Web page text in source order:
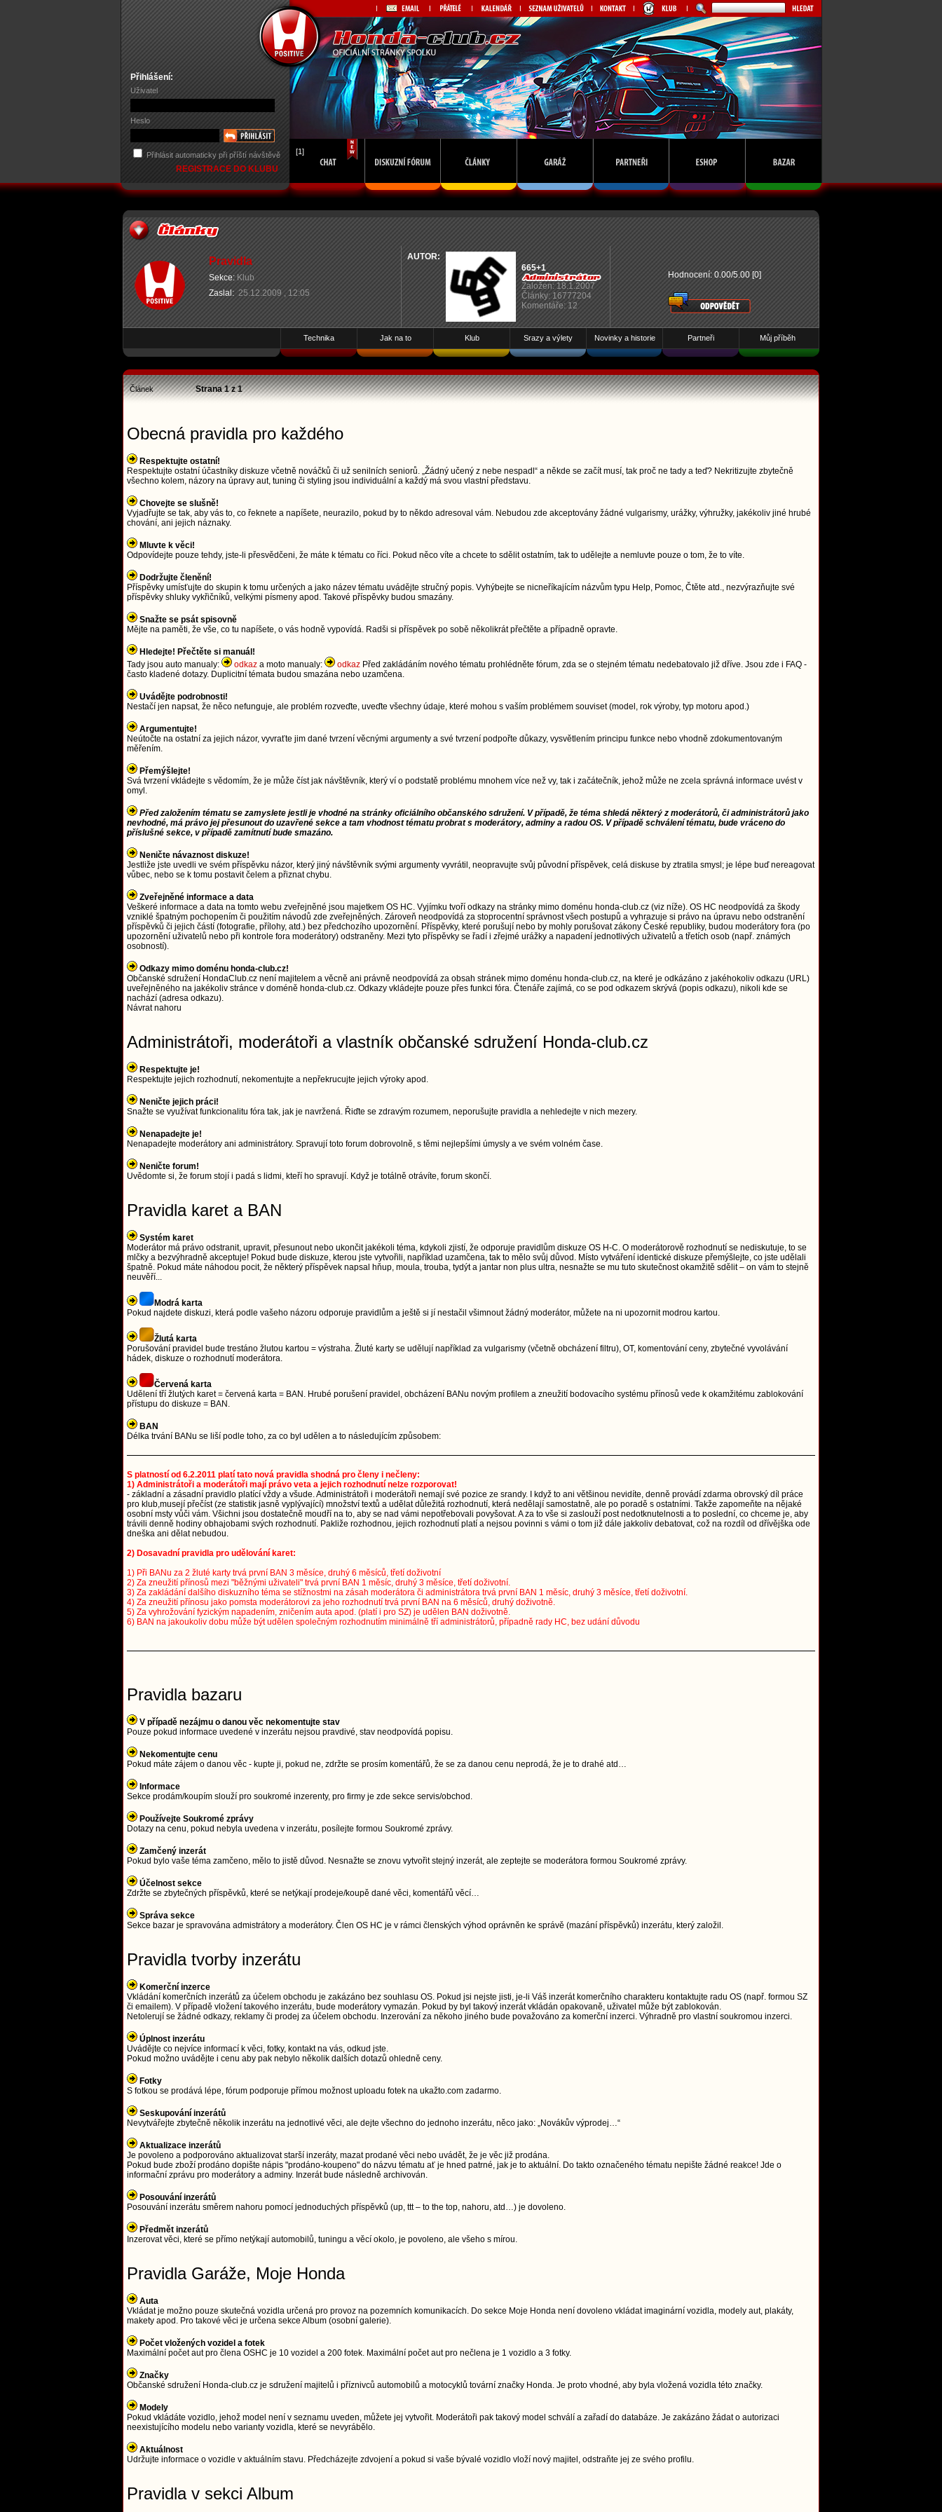
Přihlášení:
Uživatel
Heslo
Přihlásit automaticky při příští návštěvě
REGISTRACE DO KLUBU
[1]
Pravidla
Sekce: Klub
Zaslal: 25.12.2009 , 12:05
AUTOR:
665+1
Založen: 18.1.2007
Články: 16777204
Komentáře: 12
Hodnocení: 0.00/5.00 [0]
Technika Jak na to Klub Srazy a výlety Novinky a historie Partneři Můj příběh
Článek Strana1z1
Obecná pravidla pro každého
Respektujte ostatní!
Respektujte ostatní účastníky diskuze včetně nováčků či už senilních seniorů. „Žádný učený z nebe nespadl“ a někde se začít musí, tak proč ne tady a teď? Nekritizujte zbytečně
všechno kolem, názory na úpravy aut, tuning či styling jsou individuální a každý má svou vlastní představu.
Chovejte se slušně!
Vyjadřujte se tak, aby vás to, co řeknete a napíšete, neurazilo, pokud by to někdo adresoval vám. Nebudou zde akceptovány žádné vulgarismy, urážky, výhružky, jakékoliv jiné hrubé
chování, ani jejich náznaky.
Mluvte k věci!
Odpovídejte pouze tehdy, jste-li přesvědčeni, že máte k tématu co říci. Pokud něco víte a chcete to sdělit ostatním, tak to udělejte a nemluvte pouze o tom, že to víte.
Dodržujte členění!
Příspěvky umísťujte do skupin k tomu určených a jako název tématu uvádějte stručný popis. Vyhýbejte se nicneříkajícím názvům typu Help, Pomoc, Čtěte atd., nezvýrazňujte své
příspěvky shluky vykřičníků, velkými písmeny apod. Takové příspěvky budou smazány.
Snažte se psát spisovně
Mějte na paměti, že vše, co tu napíšete, o vás hodně vypovídá. Radši si příspěvek po sobě několikrát přečtěte a případně opravte.
Hledejte! Přečtěte si manuál!
Tady jsou auto manualy:
odkaz a moto manualy: odkaz Před zakládáním nového tématu prohlédněte fórum, zda se o stejném tématu nedebatovalo již dříve. Jsou zde i FAQ -
často kladené dotazy. Duplicitní témata budou smazána nebo uzamčena.
Uvádějte podrobnosti!
Nestačí jen napsat, že něco nefunguje, ale problém rozveďte, uveďte všechny údaje, které mohou s vaším problémem souviset (model, rok výroby, typ motoru apod.)
Argumentujte!
Neútočte na ostatní za jejich názor, vyvraťte jim dané tvrzení věcnými argumenty a své tvrzení podpořte důkazy, vysvětlením principu funkce nebo vhodně zdokumentovaným
měřením.
Přemýšlejte!
Svá tvrzení vkládejte s vědomím, že je může číst jak návštěvník, který ví o podstatě problému mnohem více než vy, tak i začátečník, jehož může ne zcela správná informace uvést v
omyl.
Před založením tématu se zamyslete jestli je vhodné na stránky oficiálního občanského sdružení. V případě, že téma shledá některý z moderátorů, či administrátorů jako
nevhodné, má právo jej přesunout do uzavřené sekce a tam vhodnost tématu probrat s moderátory, adminy a radou OS. V případě schválení tématu, bude vráceno do
příslušné sekce, v případě zamítnutí bude smazáno.
Neničte návaznost diskuze!
Jestliže jste uvedli ve svém příspěvku názor, který jiný návštěvník svými argumenty vyvrátil, neopravujte svůj původní příspěvek, celá diskuse by ztratila smysl; je lépe buď nereagovat
vůbec, nebo se k tomu postavit čelem a přiznat chybu.
Zveřejněné informace a data
Veškeré informace a data na tomto webu zveřejněné jsou majetkem OS HC. Vyjímku tvoří odkazy na stránky mimo doménu honda-club.cz (viz níže). OS HC neodpovídá za škody
vzniklé špatným pochopením či použitím návodů zde zveřejněných. Zároveň neodpovídá za stoprocentní správnost všech postupů a vyhrazuje si právo na úpravu nebo odstranění
příspěvků či jejich částí (fotografie, přílohy, atd.) bez předchozího upozornění. Příspěvky, které porušují nebo by mohly porušovat zákony České republiky, budou moderátory fora (po
upozornění uživatelů nebo při kontrole fora moderátory) odstraněny. Mezi tyto příspěvky se řadí i zřejmé urážky a napadení jednotlivých uživatelů a třetích osob (např. známých
osobností).
Odkazy mimo doménu honda-club.cz!
Občanské sdružení HondaClub.cz není majitelem a věcně ani právně neodpovídá za obsah stránek mimo doménu honda-club.cz, na které je odkázáno z jakéhokoliv odkazu (URL)
uveřejněného na jakékoliv stránce v doméně honda-club.cz. Odkazy vkládejte pouze přes funkci fóra. Čtenáře zajímá, co se pod odkazem skrývá (popis odkazu), nikoli kde se
nachází (adresa odkazu).
Návrat nahoru
Administrátoři, moderátoři a vlastník občanské sdružení Honda-club.cz
Respektujte je!
Respektujte jejich rozhodnutí, nekomentujte a nepřekrucujte jejich výroky apod.
Neničte jejich práci!
Snažte se využívat funkcionalitu fóra tak, jak je navržená. Řiďte se zdravým rozumem, neporušujte pravidla a nehledejte v nich mezery.
Nenapadejte je!
Nenapadejte moderátory ani administrátory. Spravují toto forum dobrovolně, s těmi nejlepšími úmysly a ve svém volném čase.
Neničte forum!
Uvědomte si, že forum stojí i padá s lidmi, kteří ho spravují. Když je totálně otrávíte, forum skončí.
Pravidla karet a BAN
Systém karet
Moderátor má právo odstranit, upravit, přesunout nebo ukončit jakékoli téma, kdykoli zjistí, že odporuje pravidlům diskuze OS H-C. O moderátorově rozhodnutí se nediskutuje, to se
mlčky a bezvýhradně akceptuje! Pokud bude diskuze, kterou jste vytvořili, například uzamčena, tak to mělo svůj důvod. Místo vytváření identické diskuze přemýšlejte, co jste udělali
špatně. Pokud máte náhodou pocit, že některý příspěvek napsal hňup, moula, trouba, tydýt a jantar non plus ultra, nesnažte se mu tuto skutečnost okamžitě sdělit – on vám to stejně
neuvěří...
Modrá karta
Pokud najdete diskuzi, která podle vašeho názoru odporuje pravidlům a ještě si jí nestačil všimnout žádný moderátor, můžete na ni upozornit modrou kartou.
Žlutá karta
Porušování pravidel bude trestáno žlutou kartou = výstraha. Žluté karty se udělují například za vulgarismy (včetně obcházení filtru), OT, komentování ceny, zbytečné vyvolávání
hádek, diskuze o rozhodnutí moderátora.
Červená karta
Udělení tří žlutých karet = červená karta = BAN. Hrubé porušení pravidel, obcházení BANu novým profilem a zneužití bodovacího systému přínosů vede k okamžitému zablokování
přístupu do diskuze = BAN.
BAN
Délka trvání BANu se liší podle toho, za co byl udělen a to následujícím způsobem:
S platností od 6.2.2011 platí tato nová pravidla shodná pro členy i nečleny:
1) Administrátoři a moderátoři mají právo veta a jejich rozhodnutí nelze rozporovat!
- základní a zásadní pravidlo platící vždy a všude. Administrátoři i moderátoři nemají své pozice ze srandy. I když to ani většinou nevidíte, denně provádí zdarma obrovský díl práce
pro klub,musejí přečíst (ze statistik jasně vyplývající) množství textů a udělat důležitá rozhodnutí, která nedělají samostatně, ale po poradě s ostatními. Takže zapomeňte na nějaké
osobní msty vůči vám. Všichni jsou dostatečně moudří na to, aby se nad vámi nepotřebovali povyšovat. A za to vše si zaslouží post nedotknutelnosti a to poslední, co chceme je, aby
trávili denně hodiny obhajobami svých rozhodnutí. Pakliže rozhodnou, jejich rozhodnutí platí a nejsou povinni s vámi o tom již dále jakkoliv debatovat, což na rozdíl od dřívějška ode
dneška ani dělat nebudou.
2) Dosavadní pravidla pro udělování karet:
1) Při BANu za 2 žluté karty trvá první BAN 3 měsíce, druhý 6 měsíců, třetí doživotní
2) Za zneužití přínosů mezi "běžnými uživateli" trvá první BAN 1 měsíc, druhý 3 měsíce, třetí doživotní.
3) Za zakládání dalšího diskuzního téma se stížnostmi na zásah moderátora či administrátora trvá první BAN 1 měsíc, druhý 3 měsíce, třetí doživotní.
4) Za zneužití přínosu jako pomsta moderátorovi za jeho rozhodnutí trvá první BAN na 6 měsíců, druhý doživotně.
5) Za vyhrožování fyzickým napadením, zničením auta apod. (platí i pro SZ) je udělen BAN doživotně.
6) BAN na jakoukoliv dobu může být udělen společným rozhodnutím minimálně tří administrátorů, případně rady HC, bez udání důvodu
Pravidla bazaru
V případě nezájmu o danou věc nekomentujte stav
Pouze pokud informace uvedené v inzerátu nejsou pravdivé, stav neodpovídá popisu.
Nekomentujte cenu
Pokud máte zájem o danou věc - kupte ji, pokud ne, zdržte se prosím komentářů, že se za danou cenu neprodá, že je to drahé atd…
Informace
Sekce prodám/koupím slouží pro soukromé inzerenty, pro firmy je zde sekce servis/obchod.
Používejte Soukromé zprávy
Dotazy na cenu, pokud nebyla uvedena v inzerátu, posílejte formou Soukromé zprávy.
Zamčený inzerát
Pokud bylo vaše téma zamčeno, mělo to jistě důvod. Nesnažte se znovu vytvořit stejný inzerát, ale zeptejte se moderátora formou Soukromé zprávy.
Účelnost sekce
Zdržte se zbytečných příspěvků, které se netýkají prodeje/koupě dané věci, komentářů věcí…
Správa sekce
Sekce bazar je spravována admistrátory a moderátory. Člen OS HC je v rámci členských výhod oprávněn ke správě (mazání příspěvků) inzerátu, který založil.
Pravidla tvorby inzerátu
Komerční inzerce
Vkládání komerčních inzerátů za účelem obchodu je zakázáno bez souhlasu OS. Pokud jsi nejste jisti, je-li Váš inzerát komerčního charakteru kontaktujte radu OS (např. formou SZ
či emailem). V případě vložení takového inzerátu, bude moderátory vymazán. Pokud by byl takový inzerát vkládán opakovaně, uživatel může být zablokován.
Netolerují se žádné odkazy, reklamy či prodej za účelem obchodu. Inzerování za někoho jiného bude považováno za komerční inzerci. Výhradně pro vlastní soukromou inzerci.
Úplnost inzerátu
Uvádějte co nejvíce informací k věci, fotky, kontakt na vás, odkud jste.
Pokud možno uvádějte i cenu aby pak nebylo několik dalších dotazů ohledně ceny.
Fotky
S fotkou se prodává lépe, fórum podporuje přímou možnost uploadu fotek na ukažto.com zadarmo.
Seskupování inzerátů
Nevytvářejte zbytečně několik inzerátu na jednotlivé věci, ale dejte všechno do jednoho inzerátu, něco jako: „Novákův výprodej…“
Aktualizace inzerátů
Je povoleno a podporováno aktualizovat starší inzeráty, mazat prodané věci nebo uvádět, že je věc již prodána.
Pokud bude zboží prodáno dopište nápis "prodáno-koupeno" do názvu tématu ať je hned patrné, jak je to aktuální. Do takto označeného tématu nepište žádné reakce! Jde o
informační zprávu pro moderátory a adminy. Inzerát bude následně archivován.
Posouvání inzerátů
Posouvání inzerátu směrem nahoru pomocí jednoduchých příspěvků (up, ttt – to the top, nahoru, atd…) je dovoleno.
Předmět inzerátů
Inzerovat věci, které se přímo netýkají automobilů, tuningu a věcí okolo, je povoleno, ale všeho s mírou.
Pravidla Garáže, Moje Honda
Auta
Vkládat je možno pouze skutečná vozidla určená pro provoz na pozemních komunikacích. Do sekce Moje Honda není dovoleno vkládat imaginární vozidla, modely aut, plakáty,
makety apod. Pro takové věci je určena sekce Album (osobní galerie).
Počet vložených vozidel a fotek
Maximální počet aut pro člena OSHC je 10 vozidel a 200 fotek. Maximální počet aut pro nečlena je 1 vozidlo a 3 fotky.
Značky
Občanské sdružení Honda-club.cz je sdružení majitelů i příznivců automobilů a motocyklů tovární značky Honda. Je proto vhodné, aby byla vložená vozidla této značky.
Modely
Pokud vkládáte vozidlo, jehož model není v seznamu uveden, můžete jej vytvořit. Moderátoři pak takový model schválí a zařadí do databáze. Je zakázáno žádat o autorizaci
neexistujícího modelu nebo varianty vozidla, které se nevyrábělo.
Aktuálnost
Udržujte informace o vozidle v aktuálním stavu. Předcházejte zdvojení a pokud si vaše bývalé vozidlo vloží nový majitel, odstraňte jej ze svého profilu.
Pravidla v sekci Album